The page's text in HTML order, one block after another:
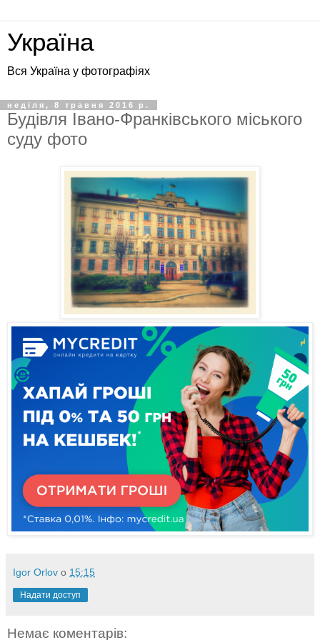
Україна
Вся Україна у фотографіях
неділя, 8 травня 2016 р.
Будівля Івано-Франківського міського
суду фото
Igor Orlov о 15:15
Надати доступ
Немає коментарів: